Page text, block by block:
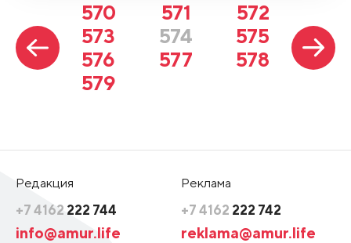
570 571
572
573
574
575
576
577
578
579
Редакция
+7 4162 222 744
info@amur.life
Реклама
+7 4162 222 742
reklama@amur.life